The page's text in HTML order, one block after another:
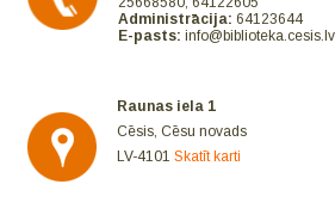
Administrācija: 64123644
E-pasts: info@biblioteka.cesis.lv
Raunas iela 1
Cēsis, Cēsu novads
LV-4101Skatīt karti